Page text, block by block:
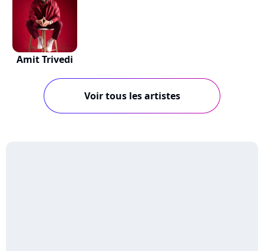
Amit Trivedi
Voir tous les artistes